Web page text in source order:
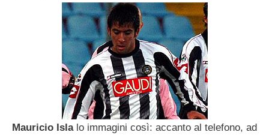
Mauricio Isla lo immagini così: accanto al telefono, ad